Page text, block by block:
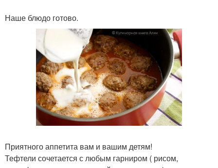
Наше блюдо готово.
Приятного аппетита вам и вашим детям!
Тефтели сочетается с любым гарниром ( рисом,